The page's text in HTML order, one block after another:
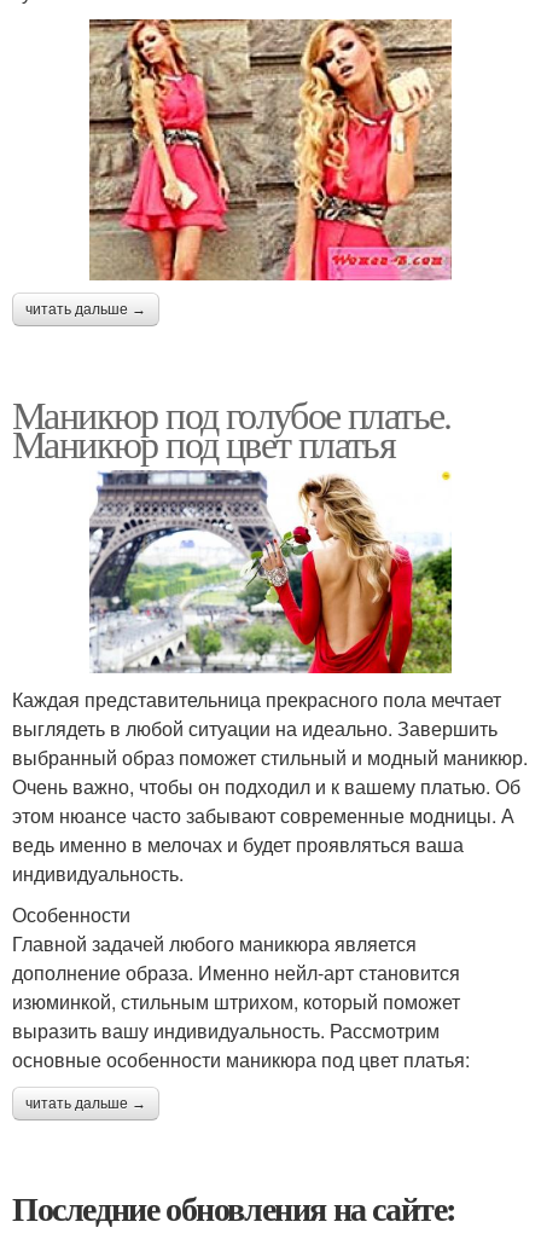
читать дальше →
Маникюр под голубое платье.
Маникюр под цвет платья
Каждая представительница прекрасного пола мечтает
выглядеть в любой ситуации на идеально. Завершить
выбранный образ поможет стильный и модный маникюр.
Очень важно, чтобы он подходил и к вашему платью. Об
этом нюансе часто забывают современные модницы. А
ведь именно в мелочах и будет проявляться ваша
индивидуальность.
Особенности
Главной задачей любого маникюра является
дополнение образа. Именно нейл-арт становится
изюминкой, стильным штрихом, который поможет
выразить вашу индивидуальность. Рассмотрим
основные особенности маникюра под цвет платья:
читать дальше →
Последние обновления на сайте: